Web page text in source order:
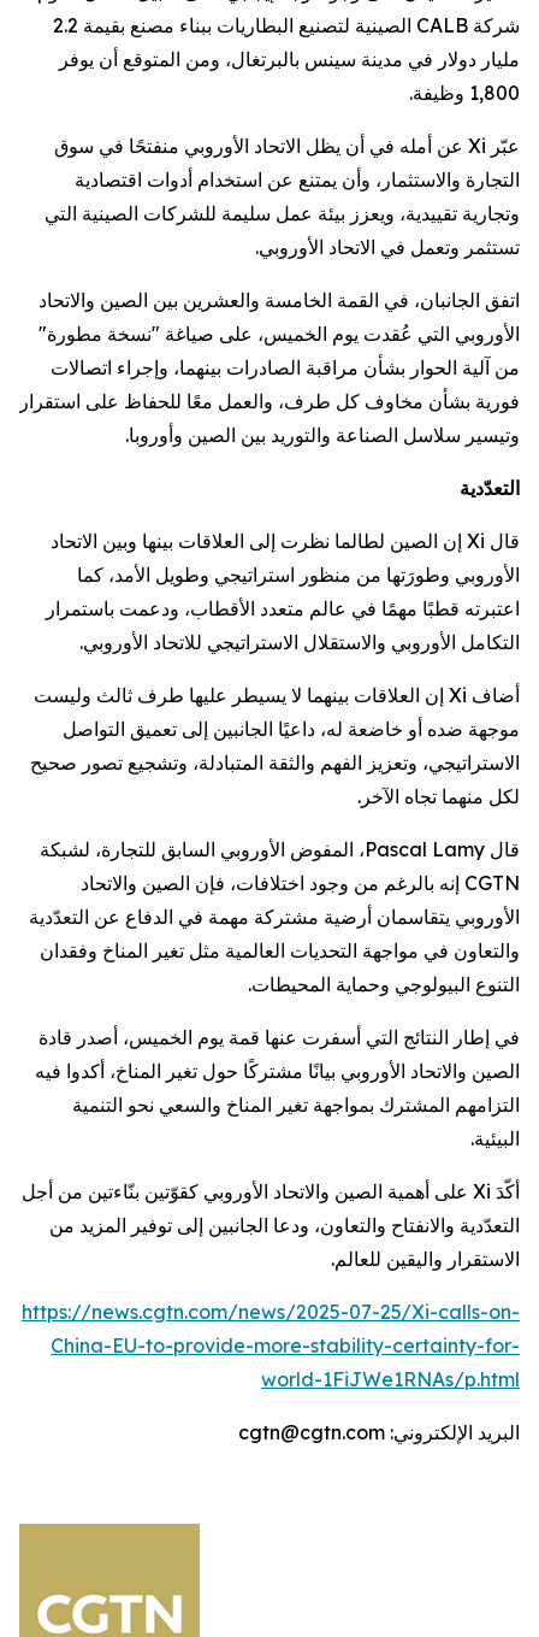
شركة CALB الصينية لتصنيع البطاريات ببناء مصنع بقيمة 2.2
مليار دولار في مدينة سينس بالبرتغال، ومن المتوقع أن يوفر
1,800 وظيفة.
عبّر Xi عن أمله في أن يظل الاتحاد الأوروبي منفتحًا في سوق
التجارة والاستثمار، وأن يمتنع عن استخدام أدوات اقتصادية
وتجارية تقييدية، ويعزز بيئة عمل سليمة للشركات الصينية التي
تستثمر وتعمل في الاتحاد الأوروبي.
اتفق الجانبان، في القمة الخامسة والعشرين بين الصين والاتحاد
الأوروبي التي عُقدت يوم الخميس، على صياغة "نسخة مطورة"
من آلية الحوار بشأن مراقبة الصادرات بينهما، وإجراء اتصالات
فورية بشأن مخاوف كل طرف، والعمل معًا للحفاظ على استقرار
وتيسير سلاسل الصناعة والتوريد بين الصين وأوروبا.
التعدّدية
قال Xi إن الصين لطالما نظرت إلى العلاقات بينها وبين الاتحاد
الأوروبي وطورَتها من منظور استراتيجي وطويل الأمد، كما
اعتبرته قطبًا مهمًا في عالم متعدد الأقطاب، ودعمت باستمرار
التكامل الأوروبي والاستقلال الاستراتيجي للاتحاد الأوروبي.
أضاف Xi إن العلاقات بينهما لا يسيطر عليها طرف ثالث وليست
موجهة ضده أو خاضعة له، داعيًا الجانبين إلى تعميق التواصل
الاستراتيجي، وتعزيز الفهم والثقة المتبادلة، وتشجيع تصور صحيح
لكل منهما تجاه الآخر.
قال Pascal Lamy، المفوض الأوروبي السابق للتجارة، لشبكة
CGTN إنه بالرغم من وجود اختلافات، فإن الصين والاتحاد
الأوروبي يتقاسمان أرضية مشتركة مهمة في الدفاع عن التعدّدية
والتعاون في مواجهة التحديات العالمية مثل تغير المناخ وفقدان
التنوع البيولوجي وحماية المحيطات.
في إطار النتائج التي أسفرت عنها قمة يوم الخميس، أصدر قادة
الصين والاتحاد الأوروبي بيانًا مشتركًا حول تغير المناخ، أكدوا فيه
التزامهم المشترك بمواجهة تغير المناخ والسعي نحو التنمية
البيئية.
أكّدَ Xi على أهمية الصين والاتحاد الأوروبي كقوّتين بنّاءتين من أجل
التعدّدية والانفتاح والتعاون، ودعا الجانبين إلى توفير المزيد من
الاستقرار واليقين للعالم.
https://news.cgtn.com/news/2025-07-25/Xi-calls-on-
China-EU-to-provide-more-stability-certainty-for-
world-1FiJWe1RNAs/p.html
البريد الإلكتروني: cgtn@cgtn.com